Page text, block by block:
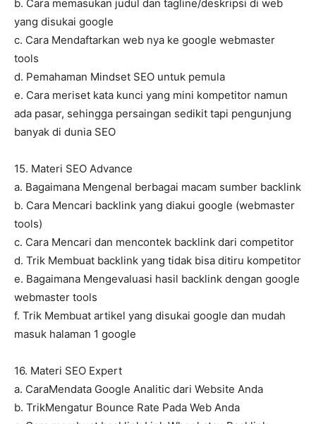
b. Cara memasukan judul dan tagline/deskripsi di web
yang disukai google
c. Cara Mendaftarkan web nya ke google webmaster
tools
d. Pemahaman Mindset SEO untuk pemula
e. Cara meriset kata kunci yang mini kompetitor namun
ada pasar, sehingga persaingan sedikit tapi pengunjung
banyak di dunia SEO
15. Materi SEO Advance
a. Bagaimana Mengenal berbagai macam sumber backlink
b. Cara Mencari backlink yang diakui google (webmaster
tools)
c. Cara Mencari dan mencontek backlink dari competitor
d. Trik Membuat backlink yang tidak bisa ditiru kompetitor
e. Bagaimana Mengevaluasi hasil backlink dengan google
webmaster tools
f. Trik Membuat artikel yang disukai google dan mudah
masuk halaman 1 google
16. Materi SEO Expert
a. CaraMendata Google Analitic dari Website Anda
b. TrikMengatur Bounce Rate Pada Web Anda